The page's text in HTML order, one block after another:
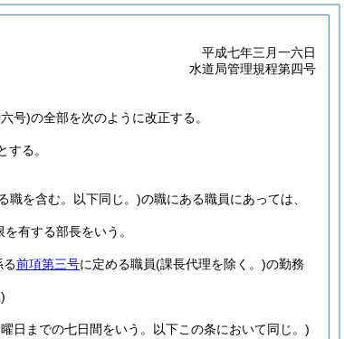
平成七年三月一六日
水道局管理規程第四号
号)の全部を次のように改正する。
る。
職を含む。以下同じ。)の職にある職員にあっては、
有する部長をいう。
る前項第三号に定める職員(課長代理を除く。)の勤務
日までの七日間をいう。以下この条において同じ。)